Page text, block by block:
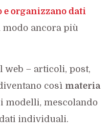
organizzano dati
modo ancora più
web – articoli, post,
così materia
modelli, mescolando
individuali.